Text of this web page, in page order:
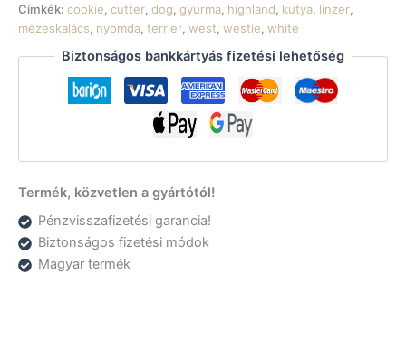
Címkék: cookie, cutter, dog, gyurma, highland, kutya, linzer,
mézeskalács, nyomda, terrier, west, westie, white
Biztonságos bankkártyás fizetési lehetőség
Termék, közvetlen a gyártótól!
Pénzvisszafizetési garancia!
Biztonságos fizetési módok
Magyar termék